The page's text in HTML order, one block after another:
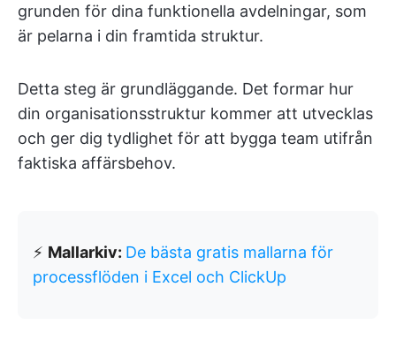
grunden för dina funktionella avdelningar, som
är pelarna i din framtida struktur.
Detta steg är grundläggande. Det formar hur
din organisationsstruktur kommer att utvecklas
och ger dig tydlighet för att bygga team utifrån
faktiska affärsbehov.
⚡ Mallarkiv: De bästa gratis mallarna för
processflöden i Excel och ClickUp